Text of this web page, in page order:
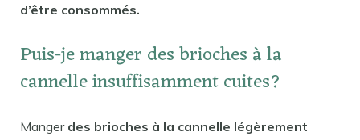
d’être consommés.
Puis-je manger des brioches à la
cannelle insuffisamment cuites?
Manger des brioches à la cannelle légèrement